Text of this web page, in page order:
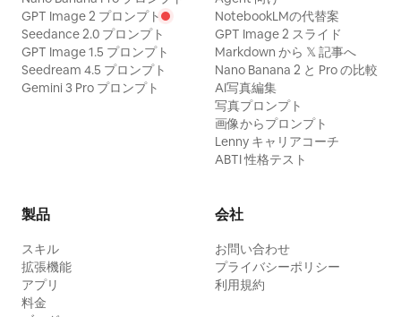
GPT Image 2 プロンプト
Seedance 2.0 プロンプト
GPT Image 1.5 プロンプト
Seedream 4.5 プロンプト
Gemini 3 Pro プロンプト
NotebookLMの代替案
GPT Image 2 スライド
Markdown から 𝕏 記事へ
Nano Banana 2 と Pro の比較
AI写真編集
写真プロンプト
画像からプロンプト
Lenny キャリアコーチ
ABTI 性格テスト
製品
スキル
拡張機能
アプリ
料金
会社
お問い合わせ
プライバシーポリシー
利用規約